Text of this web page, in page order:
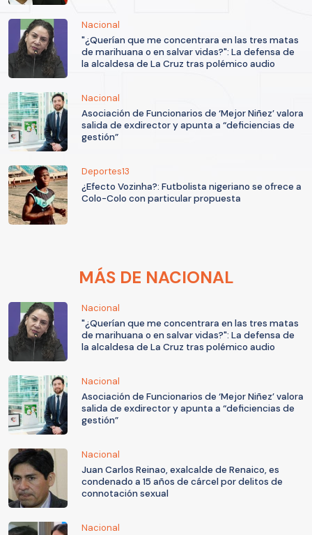
Nacional
"¿Querían que me concentrara en las tres matas
de marihuana o en salvar vidas?": La defensa de
la alcaldesa de La Cruz tras polémico audio
Nacional
Asociación de Funcionarios de ‘Mejor Niñez’ valora
salida de exdirector y apunta a “deficiencias de
gestión”
Deportes13
¿Efecto Vozinha?: Futbolista nigeriano se ofrece a
Colo-Colo con particular propuesta
MÁS DE NACIONAL
Nacional
"¿Querían que me concentrara en las tres matas
de marihuana o en salvar vidas?": La defensa de
la alcaldesa de La Cruz tras polémico audio
Nacional
Asociación de Funcionarios de ‘Mejor Niñez’ valora
salida de exdirector y apunta a “deficiencias de
gestión”
Nacional
Juan Carlos Reinao, exalcalde de Renaico, es
condenado a 15 años de cárcel por delitos de
connotación sexual
Nacional